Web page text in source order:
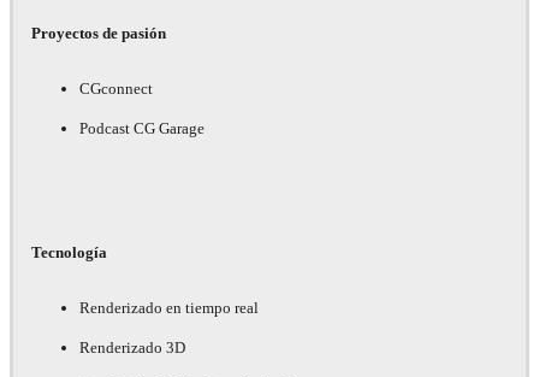
Proyectos de pasión
CGconnect
Podcast CG Garage
Tecnología
Renderizado en tiempo real
Renderizado 3D